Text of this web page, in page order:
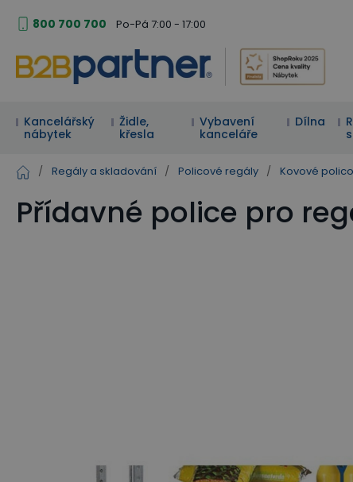
800 700 700 Po-Pá 7:00 - 17:00
Kancelářský
nábytek
Židle,
křesla
Vybavení
kanceláře
Dílna
/ Regály a skladování / Policové regály / Kovové
Přídavné police pro